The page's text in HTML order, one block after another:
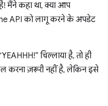
मैंने कहा था, क्या आप
API को लागू करने के अपडेट
चिल्लाया है, तो ही
करना ज़रूरी नहीं है, लेकिन इसे